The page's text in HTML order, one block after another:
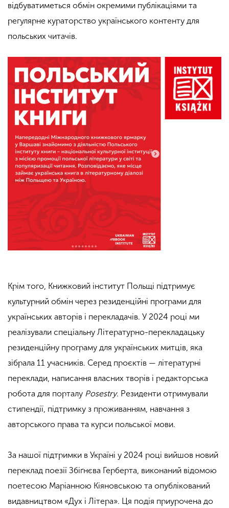
відбуватиметься обмін окремими публікаціями та
регулярне кураторство українського контенту для
польських читачів.
Крім того, Книжковий інститут Польщі підтримує
культурний обмін через резиденційні програми для
українських авторів і перекладачів. У 2024 році ми
реалізували спеціальну Літературно-перекладацьку
резиденційну програму для українських митців, яка
зібрала 11 учасників. Серед проєктів — літературні
переклади, написання власних творів і редакторська
робота для порталу Posestry. Резиденти отримували
стипендії, підтримку з проживанням, навчання з
авторського права та курси польської мови.
За нашої підтримки в Україні у 2024 році вийшов новий
переклад поезії Збіґнєва Герберта, виконаний відомою
поетесою Маріанною Кіяновською та опублікований
видавництвом «Дух і Літера». Ця подія приурочена до